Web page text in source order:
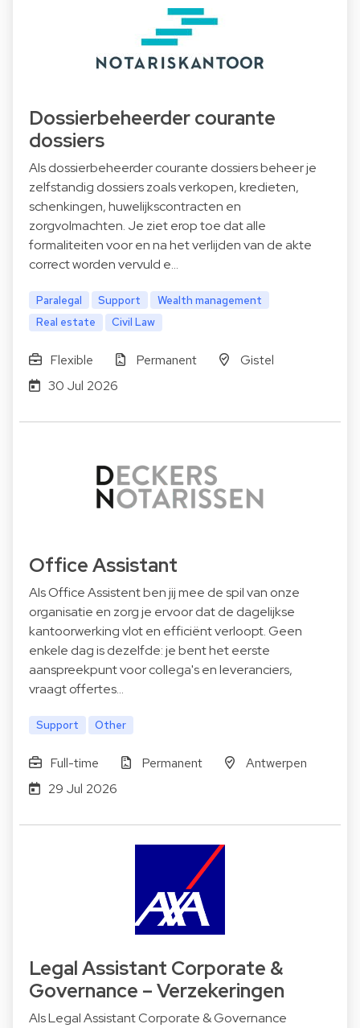
Dossierbeheerder courante
dossiers
Als dossierbeheerder courante dossiers beheer je
zelfstandig dossiers zoals verkopen, kredieten,
schenkingen, huwelijkscontracten en
zorgvolmachten. Je ziet erop toe dat alle
formaliteiten voor en na het verlijden van de akte
correct worden vervuld e…
Paralegal Support
Wealth management
Real estate
Civil Law
Flexible Permanent
Gistel
30 Jul 2026
Office Assistant
Als Office Assistent ben jij mee de spil van onze
organisatie en zorg je ervoor dat de dagelijkse
kantoorwerking vlot en efficiënt verloopt. Geen
enkele dag is dezelfde: je bent het eerste
aanspreekpunt voor collega's en leveranciers,
vraagt offertes…
Support Other
Full-time Permanent
Antwerpen
29 Jul 2026
Legal Assistant Corporate &
Governance – Verzekeringen
Als Legal Assistant Corporate & Governance